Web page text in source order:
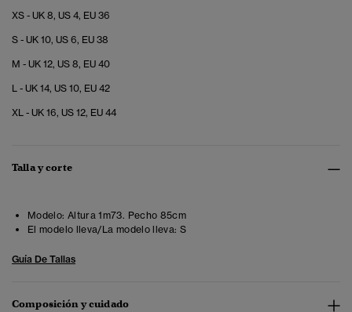
XS - UK 8, US 4, EU 36
S - UK 10, US 6, EU 38
M - UK 12, US 8, EU 40
L - UK 14, US 10, EU 42
XL - UK 16, US 12, EU 44
Talla y corte
Modelo: Altura 1m73. Pecho 85cm
El modelo lleva/La modelo lleva: S
Guía De Tallas
Composición y cuidado